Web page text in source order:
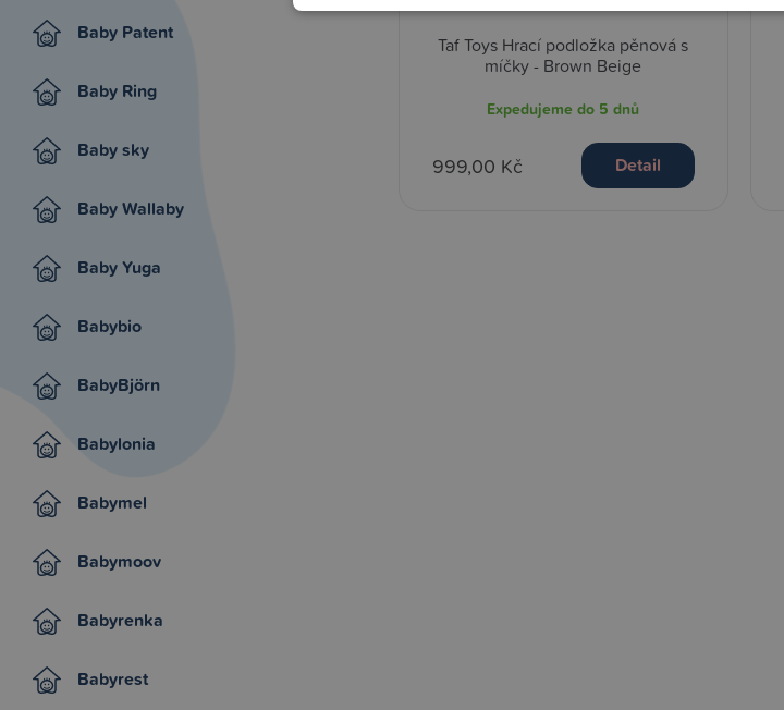
Baby Patent
Baby Ring
Baby sky
Baby Wallaby
Baby Yuga
Babybio
BabyBjörn
Babylonia
Babymel
Babymoov
Babyrenka
Babyrest
Taf Toys Hrací podložka pěnová s
míčky - Brown Beige
Expedujeme do 5 dnů
999,00 Kč Detail